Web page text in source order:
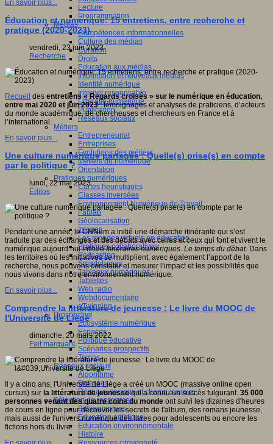
Lecture
Programmation
Médias
Compétences informationnelles
Culture des médias
Curation
Droits
Education aux médias
Information et nouveaux médias
Identité numérique
Internet responsable
Littératie numérique
Publication
Réseaux sociaux
Métiers
Entrepreneuriat
Entreprises
Evolutions des métiers
Métiers du numérique
Orientation
Pratiques numériques
Cartes heuristiques
Classes inversées
Environnement Numérique de Travail
Fablab
Géolocalisation
Images
Les mondes virtuels en éducation
Pratiques collaboratives
Podcasting
Smartphones
Tableaux numériques
Tablettes
Web radio
Webdocumentaire
eTwinning
Prospective
Ecosystème numérique
Espaces
Politique éducative
Scénarios prospectifs
Temps
Réseaux sociaux
Algorithme
Données
Réseaux sociaux et champ scolaire
Sélection de ressources
Bibliographies
Education artistique
Education environnementale
Histoire
En savoir plus...
Éducation et numérique: 15 entretiens, entre recherche et
pratique (2020-2023)
vendredi, 23 juin 2023
Recherche
Recueil des entretiens « Regards croisés » sur le numérique en éducation,
entre mai 2020 et juin 2023: témoignages et analyses de praticiens, d’acteurs
du monde académique, de chercheuses et chercheurs en France et à
l’international.
En savoir plus...
Une culture numérique partagée : Quelle(s) prise(s) en compte
par le politique ?
lundi, 22 mai 2023
Editos
Pendant une année, le CNNum a initié une démarche itinérante qui s’est
traduite par des échanges et des débats avec celles et ceux qui font et vivent le
numérique aujourd’hui intituléItinéraires numériques. Le temps du débat. Dans
les territoires où les initiatives se multiplient, avec également l’apport de la
recherche, nous pouvons constater et mesurer l’impact et les possibilités que
nous vivons dans notre environnement numérique.
En savoir plus...
Comprendre la littérature de jeunesse : Le livre du MOOC de
l'Université de Liège
dimanche, 20 mars 2022
Fait marquant
Il y a cinq ans, l'Université de Liège a créé un MOOC (massive online open
cursus) sur la littérature de jeunessequi a connu un succès fulgurant. 35 000
personnes venant des quatre coins du monde ont suivi les dizaines d'heures
de cours en ligne pour découvrir les secrets de l'album, des romans jeunesse,
mais aussi de l'univers numérique des livres pour adolescents ou encore les
fictions hors du livre.